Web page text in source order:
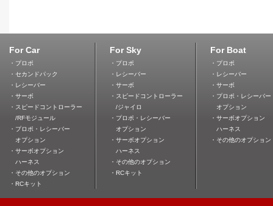
For Car
・プロポ
・セカンドパック
・レシーバー
・サーボ
・スピードコントローラー
/RFモジュール
・プロポ・レシーバー
オプション
・サーボオプション
ハーネス
・その他のオプション
・RCキット
For Sky
・プロポ
・レシーバー
・サーボ
・スピードコントローラー
/ジャイロ
・プロポ・レシーバー
オプション
・サーボオプション
ハーネス
・その他のオプション
・RCキット
For Boat
・プロポ
・レシーバー
・サーボ
・プロポ・レシーバー
オプション
・サーボオプション
ハーネス
・その他のオプション